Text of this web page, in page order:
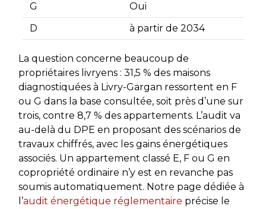
G
Oui
D
à partir de 2034
La question concerne beaucoup de
propriétaires livryens : 31,5 % des maisons
diagnostiquées à Livry-Gargan ressortent en F
ou G dans la base consultée, soit près d’une sur
trois, contre 8,7 % des appartements. L’audit va
au-delà du DPE en proposant des scénarios de
travaux chiffrés, avec les gains énergétiques
associés. Un appartement classé E, F ou G en
copropriété ordinaire n’y est en revanche pas
soumis automatiquement. Notre page dédiée à
l’audit énergétique réglementaire précise le